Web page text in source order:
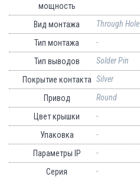
мощность
Вид монтажа
Through Hole
Тип монтажа
-
Тип выводов
Solder Pin
Покрытие контакта Silver
Привод
Round
Цвет крышки
-
Упаковка
-
Параметры IP
-
Серия
-